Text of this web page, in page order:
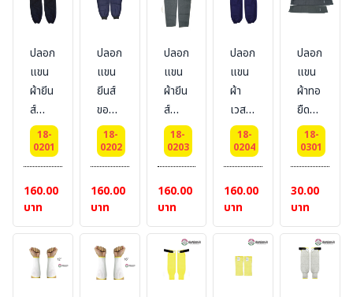
นิ้ว
ปลอก
แขน
กัน
บาด
คล้อง
นิ้ว
Size
: L
นิ้ว
แขน
กัน
บาด
คล้อง
นิ้ว
Size
: L
นิ้ว
ปลอก
แขน
กัน
บาด
คล้อง
นิ้ว
Size
: XL
ปลอก
แขน
ผ้ายีน
ส์
แบบ
รัดหัว
ท้าย
#
BESTSAFE
18-
0201
160.00
บาท
ปลอก
แขน
ยีนส์
ขอบ
จั๊ม
แบบ
เวลโก
รว์
เทป
#BESTSAFE
18-
0202
160.00
บาท
ปลอก
แขน
ผ้ายีน
ส์
แบบ
เชือก
คล้อง
คอ
#BESTSAFE
18-
0203
160.00
บาท
ปลอก
แขน
ผ้า
เวส
ปอยท์
แบบ
รัดหัว
ท้าย
#
BESTSAFE
18-
0204
160.00
บาท
ปลอก
แขน
ผ้าทอ
ยืด
อย่าง
ดี
16.5
นิ้ว #
BESTSAFE
18-
0301
30.00
บาท